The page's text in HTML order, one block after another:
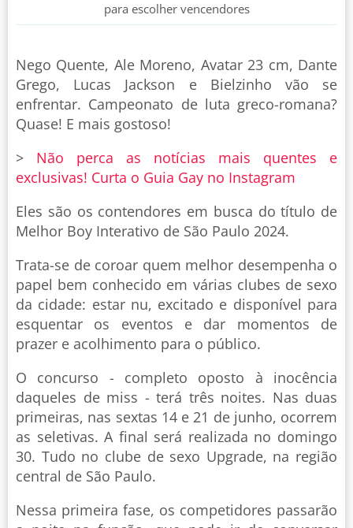
para escolher vencendores
Nego Quente, Ale Moreno, Avatar 23 cm, Dante
Grego, Lucas Jackson e Bielzinho vão se
enfrentar. Campeonato de luta greco-romana?
Quase! E mais gostoso!
> Não perca as notícias mais quentes e
exclusivas! Curta o Guia Gay no Instagram
Eles são os contendores em busca do título de
Melhor Boy Interativo de São Paulo 2024.
Trata-se de coroar quem melhor desempenha o
papel bem conhecido em várias clubes de sexo
da cidade: estar nu, excitado e disponível para
esquentar os eventos e dar momentos de
prazer e acolhimento para o público.
O concurso - completo oposto à inocência
daqueles de miss - terá três noites. Nas duas
primeiras, nas sextas 14 e 21 de junho, ocorrem
as seletivas. A final será realizada no domingo
30. Tudo no clube de sexo Upgrade, na região
central de São Paulo.
Nessa primeira fase, os competidores passarão